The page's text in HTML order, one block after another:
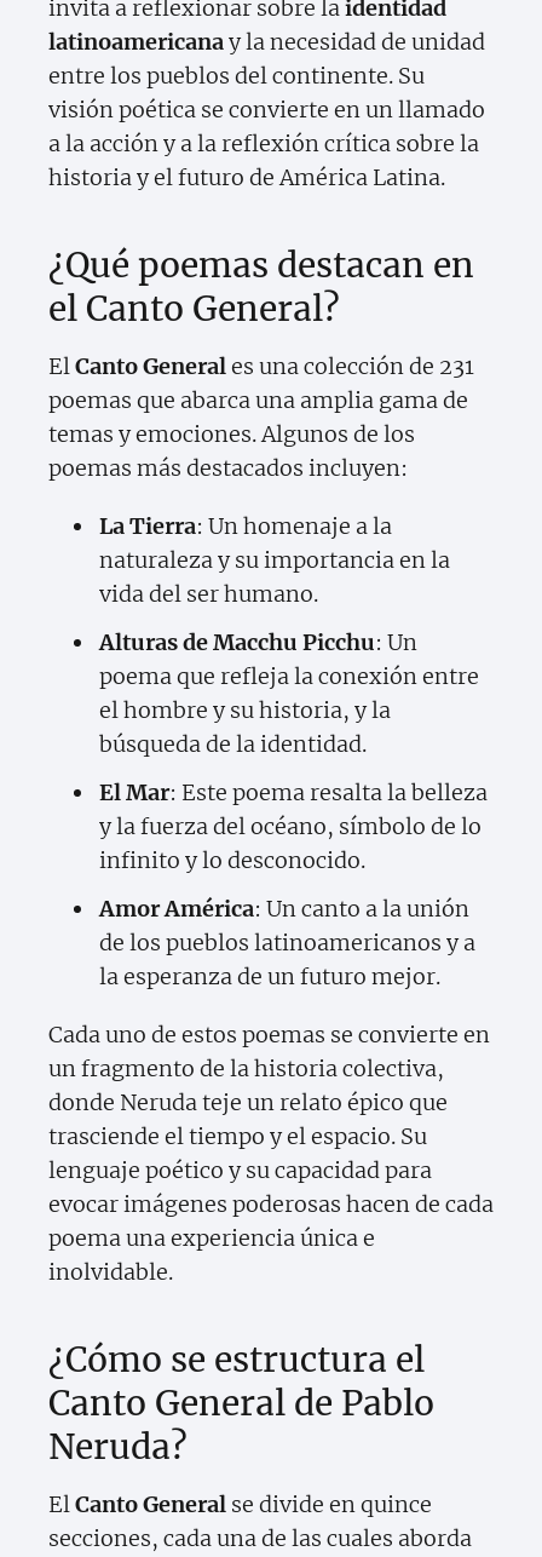
invita a reflexionar sobre laidentidad
latinoamericanay la necesidad de unidad
entre los pueblos del continente. Su
visión poética se convierte en un llamado
a la acción y a la reflexión crítica sobre la
historia y el futuro de América Latina.
¿Qué poemas destacan en
el Canto General?
ElCanto Generales una colección de 231
poemas que abarca una amplia gama de
temas y emociones. Algunos de los
poemas más destacados incluyen:
La Tierra: Un homenaje a la
naturaleza y su importancia en la
vida del ser humano.
Alturas de Macchu Picchu: Un
poema que refleja la conexión entre
el hombre y su historia, y la
búsqueda de la identidad.
El Mar: Este poema resalta la belleza
y la fuerza del océano, símbolo de lo
infinito y lo desconocido.
Amor América: Un canto a la unión
de los pueblos latinoamericanos y a
la esperanza de un futuro mejor.
Cada uno de estos poemas se convierte en
un fragmento de la historia colectiva,
donde Neruda teje un relato épico que
trasciende el tiempo y el espacio. Su
lenguaje poético y su capacidad para
evocar imágenes poderosas hacen de cada
poema una experiencia única e
inolvidable.
¿Cómo se estructura el
Canto General de Pablo
Neruda?
ElCanto General se divide en quince
secciones, cada una de las cuales aborda